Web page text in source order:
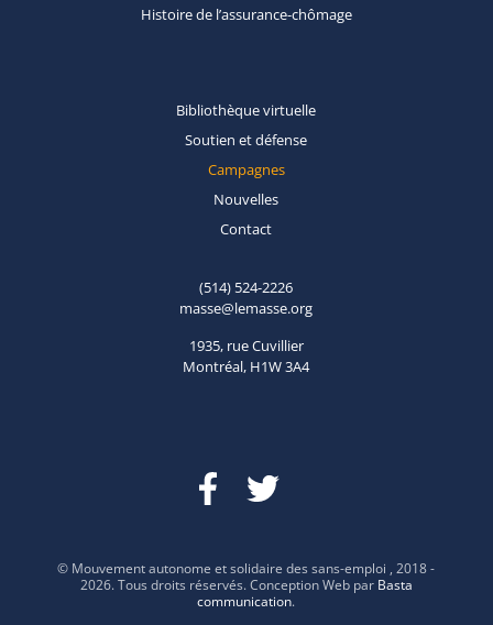
Histoire de l’assurance-chômage
Bibliothèquevirtuelle
Soutien etdéfense
Campagnes
Nouvelles
Contact
(514) 524-2226
masse@lemasse.org
1935, rue Cuvillier
Montréal, H1W 3A4
© Mouvement autonome et solidaire des sans-emploi , 2018 -
2026. Tous droits réservés. Conception Web par Basta
communication.